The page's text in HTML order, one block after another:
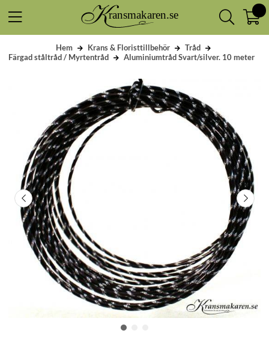
Hem Krans & Floristtillbehör
Tråd
Färgad ståltråd / Myrtentråd
Aluminiumtråd Svart/silver. 10 meter